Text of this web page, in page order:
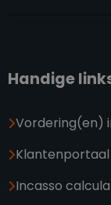
Handige
Vordering(en)
Klantenportaal
Incasso